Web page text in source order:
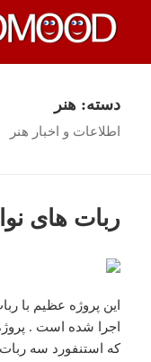
چیزای خووب
دسته: هنر
اطلاعات و اخبار هنر
ربات های
این پروژه عظیم با
که استنفورد سه